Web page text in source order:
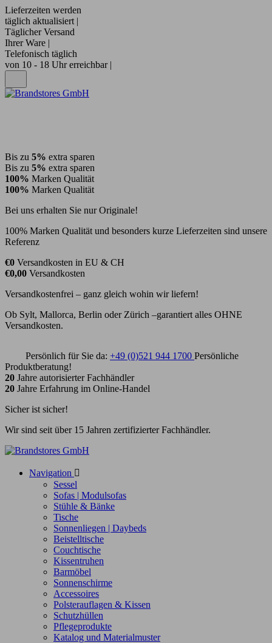
Lieferzeiten werden
täglich aktualisiert |
Täglicher Versand
Ihrer Ware |
Telefonisch täglich
von 10 - 18 Uhr erreichbar |
Bis zu 5% extra sparen
Bis zu 5% extra sparen
100% Marken Qualität
100% Marken Qualität
Bei uns erhalten Sie nur Originale!
100% Marken Qualität und besonders kurze Lieferzeiten sind unsere
Referenz
€0 Versandkosten in EU & CH
€0,00 Versandkosten
Versandkostenfrei – ganz gleich wohin wir liefern!
Ob Sylt, Mallorca, Berlin oder Zürich –garantiert alles OHNE
Versandkosten.
Persönlich für Sie da: +49 (0)521 944 1700 Persönliche
Produktberatung!
20 Jahre autorisierter Fachhändler
20 Jahre Erfahrung im Online-Handel
Sicher ist sicher!
Wir sind seit über 15 Jahren zertifizierter Fachhändler.
Navigation 
Sessel
Sofas | Modulsofas
Stühle & Bänke
Tische
Sonnenliegen | Daybeds
Beistelltische
Couchtische
Kissentruhen
Barmöbel
Sonnenschirme
Accessoires
Polsterauflagen & Kissen
Schutzhüllen
Pflegeprodukte
Katalog und Materialmuster